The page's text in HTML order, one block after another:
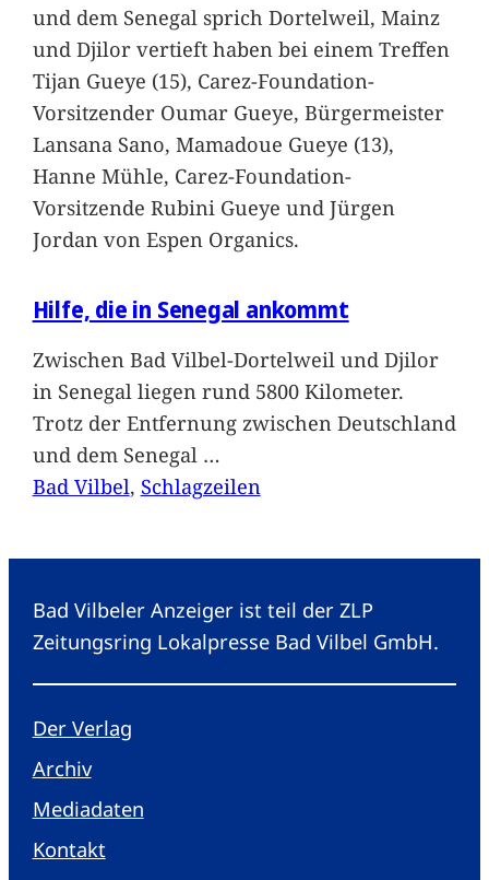
und dem Senegal sprich Dortelweil, Mainz
und Djilor vertieft haben bei einem Treffen
Tijan Gueye (15), Carez-Foundation-
Vorsitzender Oumar Gueye, Bürgermeister
Lansana Sano, Mamadoue Gueye (13),
Hanne Mühle, Carez-Foundation-
Vorsitzende Rubini Gueye und Jürgen
Jordan von Espen Organics.
Hilfe, die in Senegal ankommt
Zwischen Bad Vilbel-Dortelweil und Djilor
in Senegal liegen rund 5800 Kilometer.
Trotz der Entfernung zwischen Deutschland
und dem Senegal …
Bad Vilbel, Schlagzeilen
Bad Vilbeler Anzeiger ist teil der ZLP
Zeitungsring Lokalpresse Bad Vilbel GmbH.
Der Verlag
Archiv
Mediadaten
Kontakt